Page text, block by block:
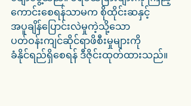
ကောင်းစေရန်သာမက စိုထိုင်းဆနှင့်
အပူချိန်ပြောင်းလဲမှုကဲ့သို့သော
ပတ်ဝန်းကျင်ဆိုင်ရာဖိစီးမှုများကို
ခံနိုင်ရည်ရှိစေရန် ဒီဇိုင်းထုတ်ထားသည်။